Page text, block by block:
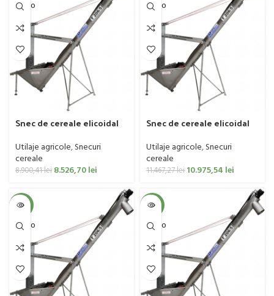
SOLD O
UT
Snec de cereale elicoidal
T206/5, galvanizat, cu vana
cu 3 cai, ON-OFF, 3 metri
Utilaje agricole,Snecuri
cereale
8.900,41lei 8.526,70lei
SOLD O
UT
Snec de cereale elicoidal
T206/5, inox, 3 metri
Utilaje agricole,Snecuri
cereale
11.467,27lei 10.975,54 lei
-4%
SOLD O
UT
-4%
SOLD O
UT